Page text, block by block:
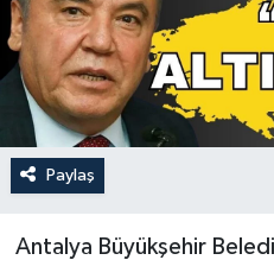
Paylaş
Antalya Büyükşehir
Sağlık & Yaşam
Siyaset
Spor